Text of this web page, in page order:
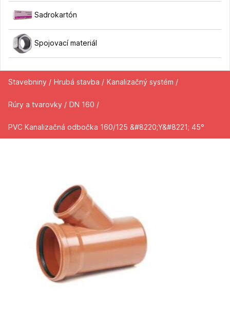
Sadrokartón
Spojovací materiál
Stavebniny / Hrubá stavba / Kanalizačný systém /
Rúry a tvarovky / DN 160 /
PVC Kanalizačná odbočka 160/125 &#8220;Y&#8221; 45°